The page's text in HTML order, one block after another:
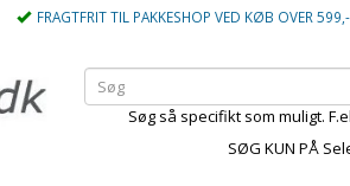
FRAGTFRIT TIL PAKKESHOP VED KØB OVER 599,-
Søg så specifikt som muligt.
SØG KUN PÅ